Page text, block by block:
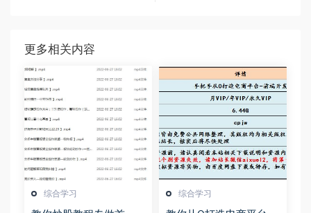
更多相关内容
综合学习 综合学习